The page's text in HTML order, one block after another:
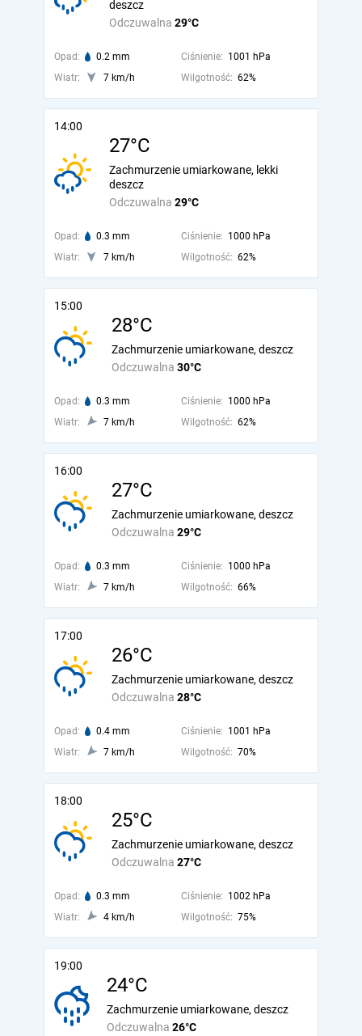
Odczuwalna 29°C
deszcz
Opad: 0.2 mm Ciśnienie: 1001 hPa
Wiatr:
7 km/h Wilgotność: 62%
14:00
27°C
Odczuwalna 29°C
Zachmurzenie umiarkowane, lekki
deszcz
Opad: 0.3 mm Ciśnienie: 1000 hPa
Wiatr:
7 km/h Wilgotność: 62%
15:00
28°C
Odczuwalna 30°C
Zachmurzenie umiarkowane, deszcz
Opad: 0.3 mm Ciśnienie: 1000 hPa
Wiatr:
7 km/h Wilgotność: 62%
16:00
27°C
Odczuwalna 29°C
Zachmurzenie umiarkowane, deszcz
Opad: 0.3 mm Ciśnienie: 1000 hPa
Wiatr:
7 km/h Wilgotność: 66%
17:00
26°C
Odczuwalna 28°C
Zachmurzenie umiarkowane, deszcz
Opad: 0.4 mm Ciśnienie: 1001 hPa
Wiatr:
7 km/h Wilgotność: 70%
18:00
25°C
Odczuwalna 27°C
Zachmurzenie umiarkowane, deszcz
Opad: 0.3 mm Ciśnienie: 1002 hPa
Wiatr:
4 km/h Wilgotność: 75%
19:00
24°C
Odczuwalna 26°C
Zachmurzenie umiarkowane, deszcz